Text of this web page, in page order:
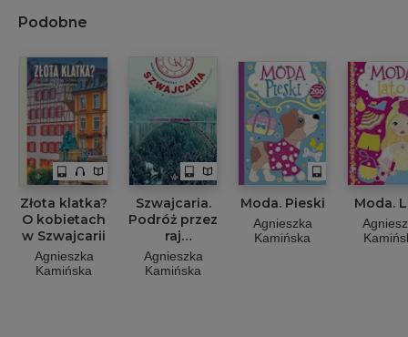
Podobne
Złota klatka?
O kobietach
w Szwajcarii
Agnieszka
Kamińska
Szwajcaria.
Podróż przez
raj
wymyślony
Agnieszka
Kamińska
Moda. Pieski
Agnieszka
Kamińska
Moda.